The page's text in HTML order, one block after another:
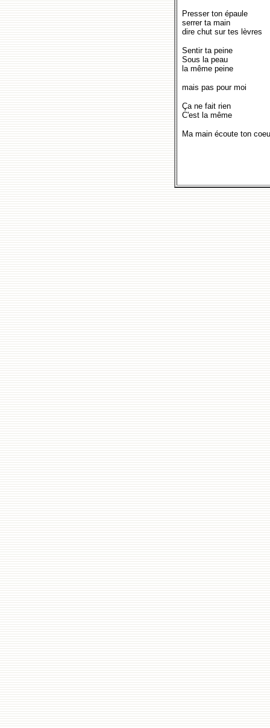
Presser ton épaule
serrer ta main
dire chut sur tes lèvres
Sentir ta peine
Sous la peau
la même peine
mais pas pour moi
Ça ne fait rien
C'est la même
Ma main écoute ton